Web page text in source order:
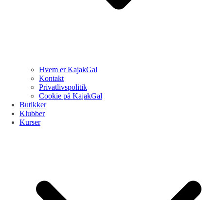
Hvem er KajakGal
Kontakt
Privatlivspolitik
Cookie på KajakGal
Butikker
Klubber
Kurser